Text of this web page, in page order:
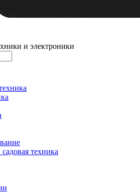
и электроники
техника